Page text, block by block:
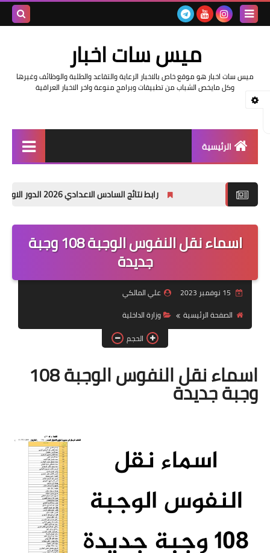
ميس سات اخبار
ميس سات اخبار هو موقع خاص بالاخبار الرعاية والتقاعد والطلبة والوظائف وغيرها
وكل مايخص الشباب من تطبيقات وبرامج منوعة واخر الاخبار العراقية
الرئيسية
اخبار وزارة التربية والتعليم
اخبار وزارة العمل وهيئة
قسم التطبيقات
قطع الاراضي
رابط نتائج السادس الاعدادي 2026 الدور الاول في العراق | موقع نتائجنا
اسماء نقل النفوس الوجبة 108 وجبة
جديدة
علي المالكي
الصفحة الرئيسية
وزارة الداخلية
الحجم
اسماء نقل النفوس الوجبة 108
وجبة جديدة